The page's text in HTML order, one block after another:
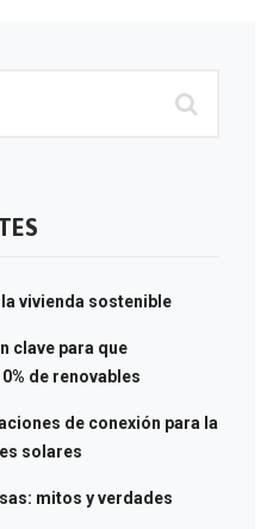
vivienda sostenible
clave para que
de renovables
de conexión para la
solares
mitos y verdades